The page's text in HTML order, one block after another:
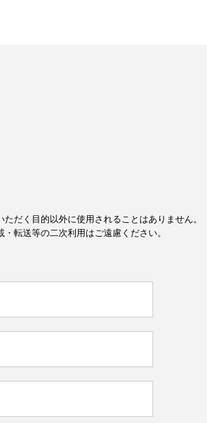
だく目的以外に使用されることはありません。
転送等の二次利用はご遠慮ください。